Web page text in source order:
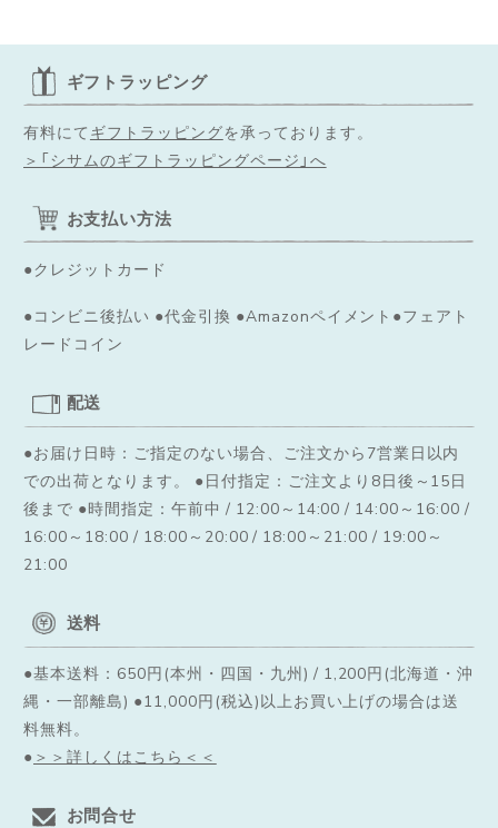
ギフトラッピング
有料にて ギフトラッピングを承っております。
＞「シサムのギフトラッピングページ」へ
お支払い方法
●クレジットカード
●コンビニ後払い ●代金引換 ●Amazonペイメント●フェアト
レードコイン
配送
●お届け日時：ご指定のない場合、ご注文から7営業日以内
での出荷となります。
●日付指定：ご注文より8日後～15日
後まで ●時間指定：午前中 / 12:00～14:00 / 14:00～16:00 /
16:00～18:00 / 18:00～20:00 / 18:00～21:00 / 19:00～
21:00
送料
●基本送料：650円(本州・四国・九州) / 1,200円(北海道・沖
縄・一部離島) ●11,000円(税込)以上お買い上げの場合は送
料無料。
● ＞＞詳しくはこちら＜＜
お問合せ